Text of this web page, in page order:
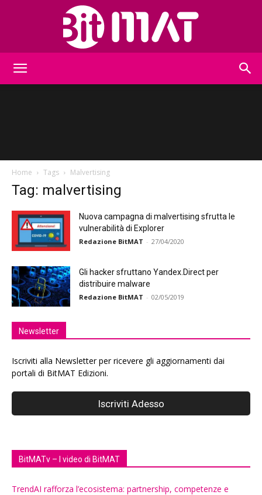
Home Tags Malvertising
Tag: malvertising
Nuova campagna di malvertising sfrutta le
vulnerabilità di Explorer
Redazione BitMAT - 27/04/2020
Gli hacker sfruttano Yandex.Direct per
distribuire malware
Redazione BitMAT - 02/05/2019
Newsletter
Iscriviti alla Newsletter per ricevere gli aggiornamenti dai
portali di BitMAT Edizioni.
BitMATv – I video di BitMAT
TrendAI rafforza l’ecosistema: partnership, competenze e